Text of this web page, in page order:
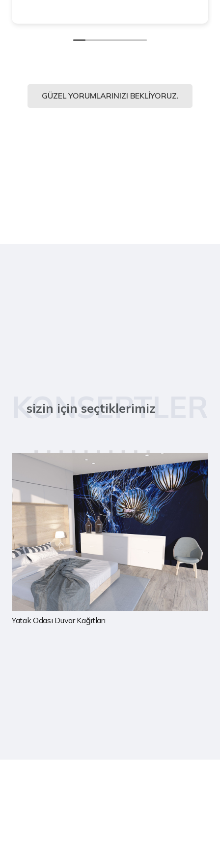
GÜZEL YORUMLARINIZI BEKLIYORUZ.
KONSEPTLER
sizin için seçtiklerimiz
Çocuk Odası Duvar Kağıtları